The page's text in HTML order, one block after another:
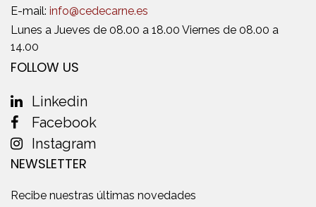
E-mail: info@cedecarne.es
Lunes a Jueves de 08.00 a 18.00 Viernes de 08.00 a
14.00
FOLLOW US
Linkedin
Facebook
Instagram
NEWSLETTER
Recibe nuestras últimas novedades